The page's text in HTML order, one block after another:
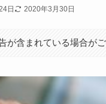
日 2020年3月30日
が含まれている場合が